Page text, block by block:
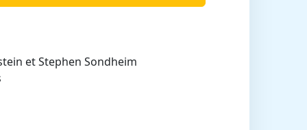
et Stephen Sondheim